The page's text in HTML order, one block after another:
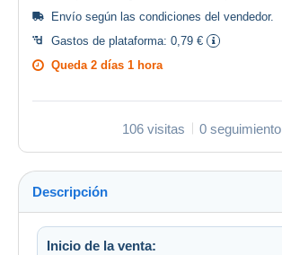
Envío según las condiciones del vendedor.
Gastos de plataforma: 0,79 €
Queda 2 días 1 hora
106 visitas 0 seguimiento
Descripción
Inicio de la venta: